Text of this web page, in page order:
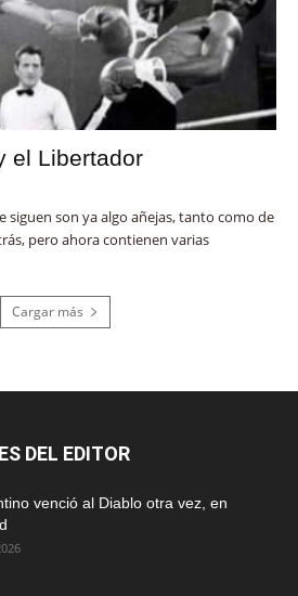
el Libertador
siguen son ya algo añejas, tanto como de
pero ahora contienen varias
Cargar más
DEL EDITOR
venció al Diablo otra vez, en